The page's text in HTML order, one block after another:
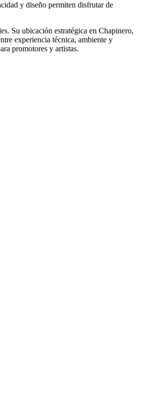
y diseño permiten disfrutar de
Su ubicación estratégica en Chapinero,
experiencia técnica, ambiente y
promotores y artistas.